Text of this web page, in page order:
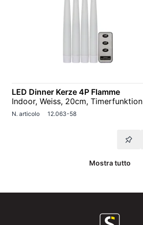
LED Dinner Kerze 4P Flamme
Indoor, Weiss, 20cm, Timerfunktion
N. articolo 12.063-58
Mostra tutto